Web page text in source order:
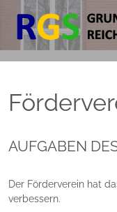
AUFGABEN
Der Förderverein hat
verbessern.